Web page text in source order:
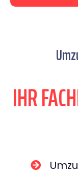
IHR